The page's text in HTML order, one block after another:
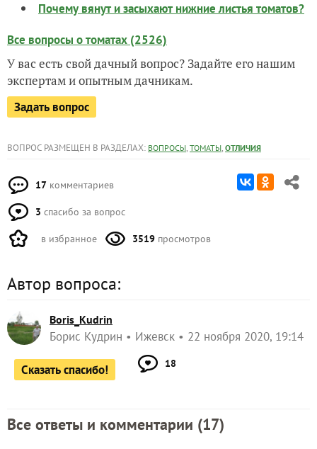
Почему вянут и засыхают нижние листья томатов?
Все вопросы о томатах (2526)
У вас есть свой дачный вопрос? Задайте его нашим
экспертам и опытным дачникам.
Задать вопрос
ВОПРОС РАЗМЕЩЕН В РАЗДЕЛАХ: ВОПРОСЫ, ТОМАТЫ, ОТЛИЧИЯ
17 комментариев
3 спасибо за вопрос
в избранное 3519 просмотров
Автор вопроса:
Boris_Kudrin
Борис Кудрин Ижевск 22 ноября 2020, 19:14
Сказать спасибо! 18
Все ответы и комментарии (17)